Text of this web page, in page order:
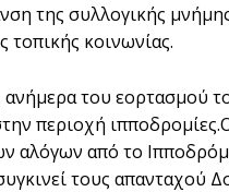
της συλλογικής
τοπικής κοινωνίας.
του εορτασμού
περιοχή
αλόγων από το
τους απανταχού